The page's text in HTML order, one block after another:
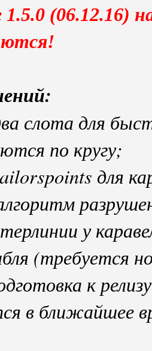
(06.12.16)
слота для
по кругу;
для
у
(требуется
к
в ближайшее